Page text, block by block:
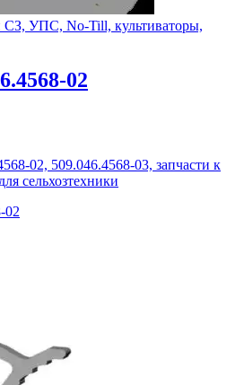
СЗ, УПС, No-Till, культиваторы,
02
02, 509.046.4568-03, запчасти к
сельхозтехники
02